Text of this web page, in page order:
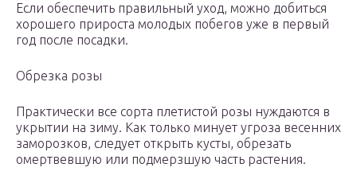
Если обеспечить правильный уход, можно добиться
хорошего прироста молодых побегов уже в первый
год после посадки.
Обрезка розы
Практически все сорта плетистой розы нуждаются в
укрытии на зиму. Как только минует угроза весенних
заморозков, следует открыть кусты, обрезать
омертвевшую или подмерзшую часть растения.